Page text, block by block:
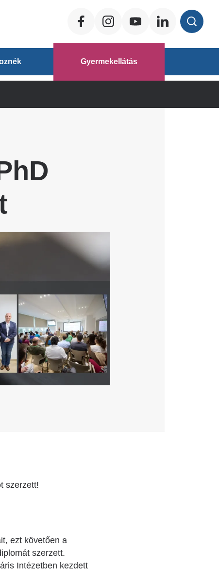
Social
Gyermekellátás
szerzett!
ezt követően a
szerzett.
Intézetben kezdett